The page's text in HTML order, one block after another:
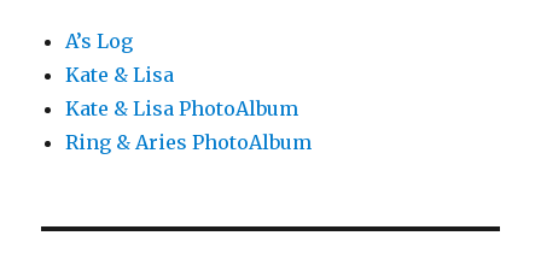
A’s Log
Kate & Lisa
Kate & Lisa PhotoAlbum
Ring & Aries PhotoAlbum